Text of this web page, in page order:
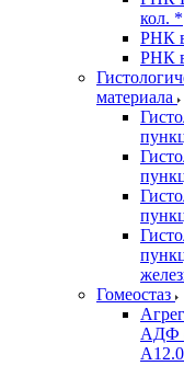
кол. *
РНК
РНК
материала
Гомеостаз
АДФ